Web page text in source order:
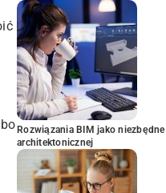
Rozwiązania BIM jako
architektonicznej